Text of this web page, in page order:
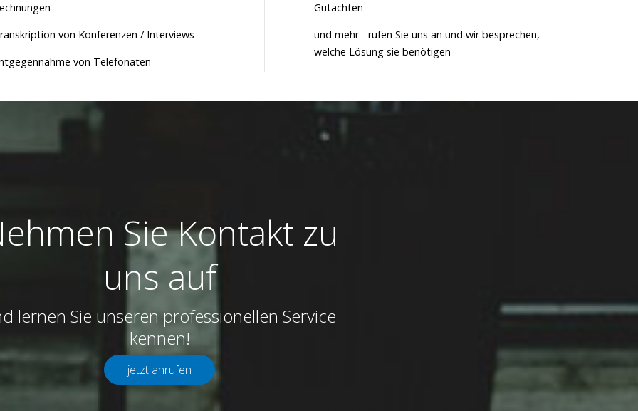
von Konferenzen / Interviews
von Telefonaten
Gutachten
und mehr - rufen Sie uns an und wir besprechen,
welche Lösung sie benötigen
Sie Kontakt zu
uns auf
lernen Sie unseren professionellen Service
kennen!
jetzt anrufen